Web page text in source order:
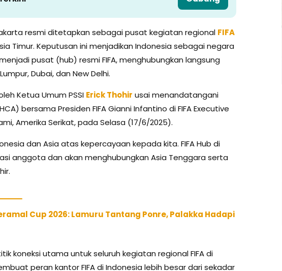
resmi ditetapkan sebagai pusat kegiatan regional FIFA
Timur. Keputusan ini menjadikan Indonesia sebagai negara
pusat (hub) resmi FIFA, menghubungkan langsung
Dubai, dan New Delhi.
Ketua Umum PSSI Erick Thohir usai menandatangani
bersama Presiden FIFA Gianni Infantino di FIFA Executive
Amerika Serikat, pada Selasa (17/6/2025).
dan Asia atas kepercayaan kepada kita. FIFA Hub di
anggota dan akan menghubungkan Asia Tenggara serta
Cup 2026: Lamuru Tantang Ponre, Palakka Hadapi
koneksi utama untuk seluruh kegiatan regional FIFA di
peran kantor FIFA di Indonesia lebih besar dari sekadar